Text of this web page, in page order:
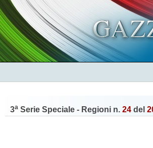
3a Serie Speciale - Regioni n. 24 del